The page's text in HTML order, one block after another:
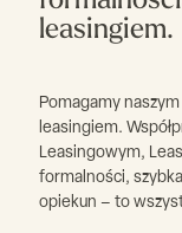
leasingiem.
Pomagamy
leasingiem.
Leasingowym,
formalności,
opiekun – to